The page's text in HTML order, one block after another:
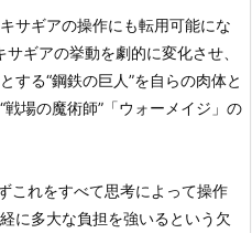
サギアの操作にも転用可能にな
ギアの挙動を劇的に変化させ、
する“鋼鉄の巨人”を自らの肉体と
場の魔術師”「ウォーメイジ」の
これをすべて思考によって操作
に多大な負担を強いるという欠